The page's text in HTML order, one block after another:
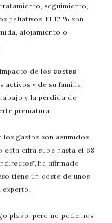
seguimiento,
paliativos. El 12 % son
alojamiento o
de los costes
activos y de su familia
y la pérdida de
prematura.
gastos son asumidos
esta cifra sube hasta el 68
ha afirmado
tiene un coste de unos
experto.
plazo, pero no podemos